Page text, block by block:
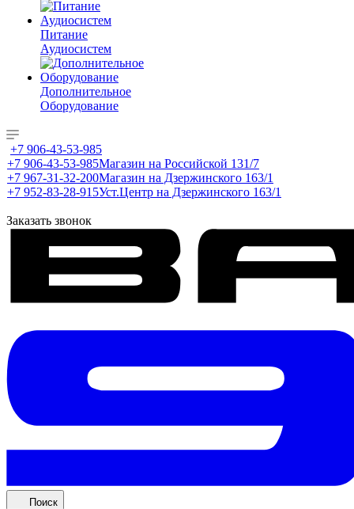
Питание
Аудиосистем
Дополнительное
Оборудование
+7 906-43-53-985
+7 906-43-53-985Магазин на Российской 131/7
+7 967-31-32-200Магазин на Дзержинского 163/1
+7 952-83-28-915Уст.Центр на Дзержинского 163/1
Заказать звонок
Поиск